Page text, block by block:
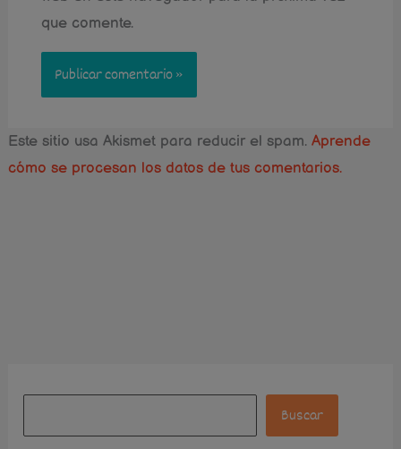
que comente.
Este sitio usa Akismet para reducir el spam.Aprende
cómo se procesan los datos de tus comentarios.
s
Buscar